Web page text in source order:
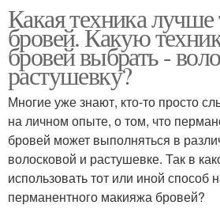
Какая техника лучше
бровей. Какую
бровей выбрать -
растушевку?
Многие уже знают, кто-то просто
на личном опыте, о том, что
бровей может выполняться в
волосковой и растушевке. Так в
использовать тот или иной способ
перманентного макияжа бровей?